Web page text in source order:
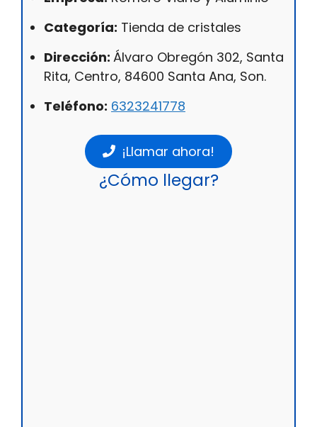
Categoría: Tienda de cristales
Dirección: Álvaro Obregón 302, Santa
Rita, Centro, 84600 Santa Ana, Son.
Teléfono: 6323241778
¡Llamar ahora!
¿Cómo llegar?